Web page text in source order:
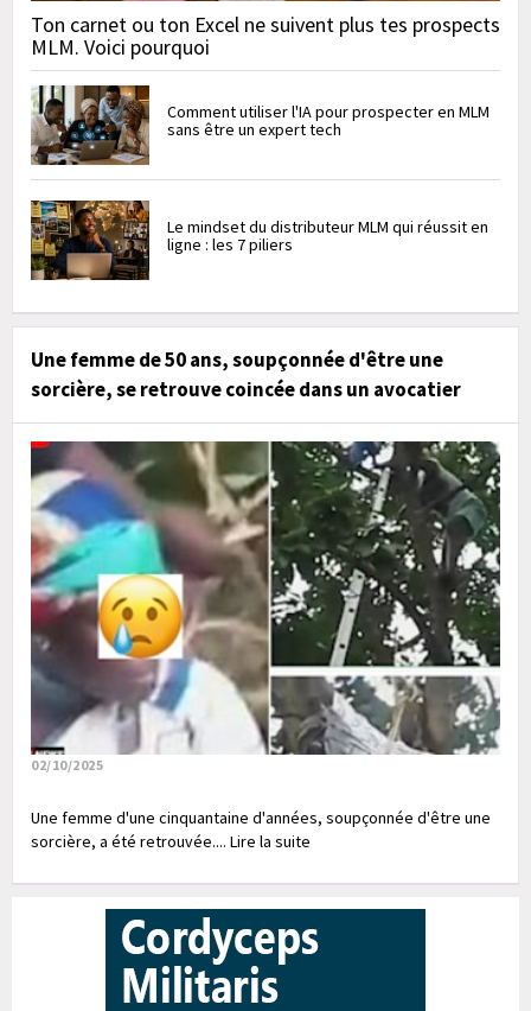
Ton carnet ou ton Excel ne suivent plus tes prospects
MLM. Voici pourquoi
Comment utiliser l'IA pour prospecter en MLM
sans être un expert tech
Le mindset du distributeur MLM qui réussit en
ligne : les 7 piliers
Une femme de 50 ans, soupçonnée d'être une
sorcière, se retrouve coincée dans un avocatier
02/10/2025
Une femme d'une cinquantaine d'années, soupçonnée d'être une
sorcière, a été retrouvée.... Lire la suite